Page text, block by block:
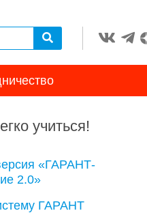
учиться!
«ГАРАНТ-
2.0»
ГАРАНТ